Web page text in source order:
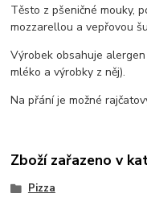
Těsto z pšeničné mouky,
mozzarellou a vepřovou
Výrobek obsahuje
mléko a výrobky z něj).
Na přání je možné
Zboží zařazeno v
Pizza